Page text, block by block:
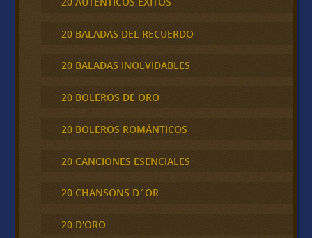
20 BALADAS DEL RECUERDO
20 BALADAS INOLVIDABLES
20 BOLEROS DE ORO
20 BOLEROS ROMÁNTICOS
20 CANCIONES ESENCIALES
20 CHANSONS D´OR
20 D'ORO